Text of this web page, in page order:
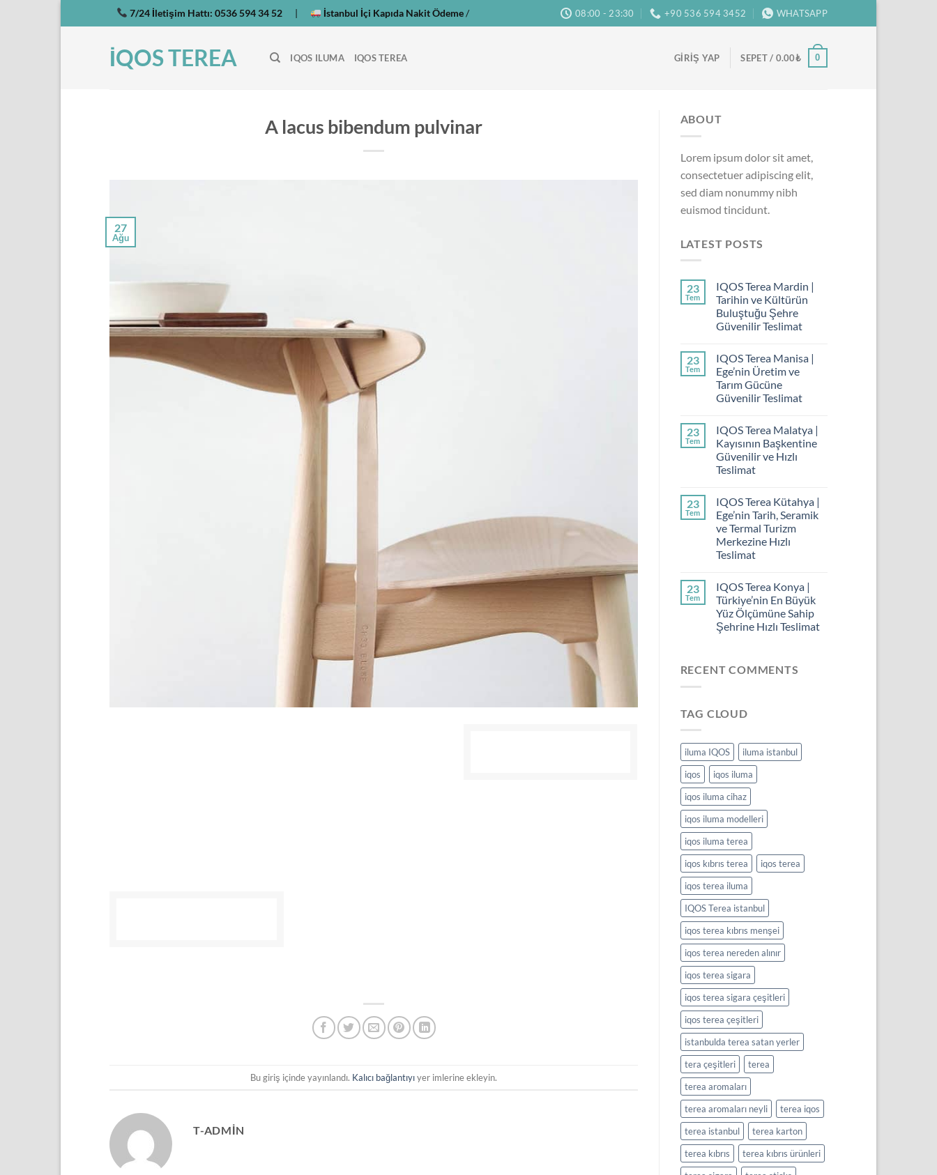
7/24 İletişim Hattı: 0536 594 34 52 | İstanbul İçi Kapıda Nakit Ödeme/ 08:00 - 23:30 +90 536 594 3452 WHATSAPP
İQOS TEREA IQOS ILUMA IQOS TEREA GIRIŞ YAP SEPET / 0.00₺ 0
A lacus bibendum pulvinar
27
Ağu
Bu giriş içinde yayınlandı. Kalıcı bağlantıyıyer imlerine ekleyin.
T-ADMIN
ABOUT
Lorem ipsum dolor sit amet,
consectetuer adipiscing elit,
sed diam nonummy nibh
euismod tincidunt.
LATEST POSTS
23
Tem
IQOS Terea Mardin |
Tarihin ve Kültürün
Buluştuğu Şehre
Güvenilir Teslimat
23
Tem
IQOS Terea Manisa |
Ege’nin Üretim ve
Tarım Gücüne
Güvenilir Teslimat
23
Tem
IQOS Terea Malatya |
Kayısının Başkentine
Güvenilir ve Hızlı
Teslimat
23
Tem
IQOS Terea Kütahya |
Ege’nin Tarih, Seramik
ve Termal Turizm
Merkezine Hızlı
Teslimat
23
Tem
IQOS Terea Konya |
Türkiye’nin En Büyük
Yüz Ölçümüne Sahip
Şehrine Hızlı Teslimat
RECENT COMMENTS
TAG CLOUD
iluma IQOS
iluma istanbul
iqos
iqos iluma
iqos iluma cihaz
iqos iluma modelleri
iqos iluma terea
iqos kıbrıs terea
iqos terea
iqos terea iluma
IQOS Terea istanbul
iqos terea kıbrıs menşei
iqos terea nereden alınır
iqos terea sigara
iqos terea sigara çeşitleri
iqos terea çeşitleri
istanbulda terea satan yerler
tera çeşitleri
terea
terea aromaları
terea aromaları neyli
terea iqos
terea istanbul
terea karton
terea kıbrıs
terea kıbrıs ürünleri